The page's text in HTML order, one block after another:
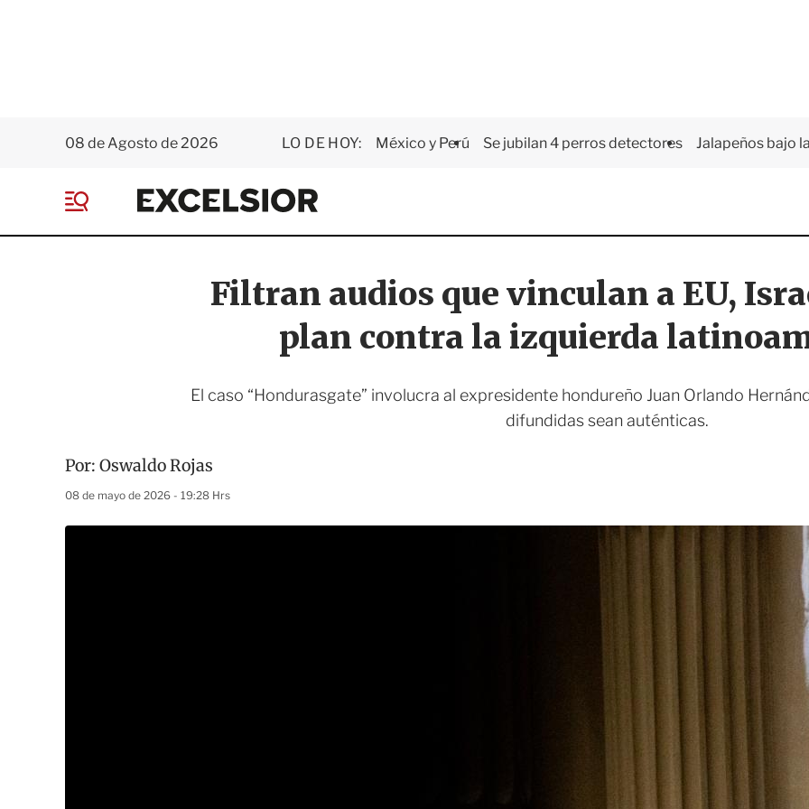
08 de Agosto de 2026 LO DE HOY: México y Perú Se jubilan 4 perros detectores Jalapeños bajo
E
x
e
i
o
r
e
Filtran audios que vinculan a EU,
plan contra la izquierda
El caso “Hondurasgate” involucra al expresidente hondureño Juan Orlando
difundidas sean auténticas.
Por: Oswaldo Rojas
08 de mayo de 2026 - 19:28 Hrs